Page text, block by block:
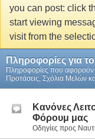
you can post: click
start viewing
visit from the
Πληροφορίες για
Πληροφορίες που αφορούν
Προτάσεις, Σχόλια Μελών
Κανόνες
Φόρουμ μας
Οδηγίες προς